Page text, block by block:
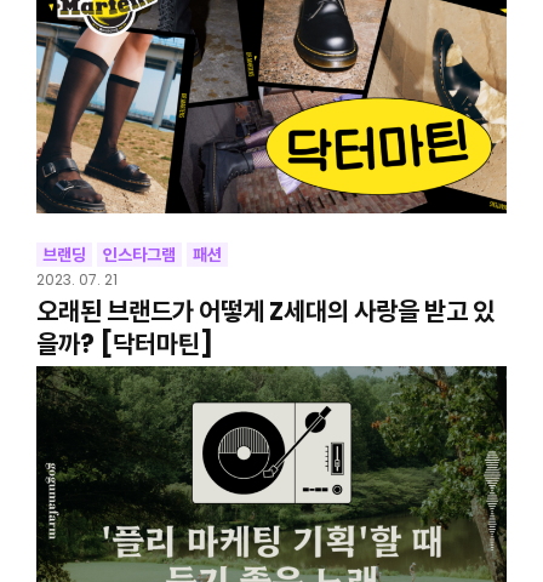
브랜딩 인스타그램 패션
2023. 07. 21
오래된 브랜드가 어떻게 Z세대의 사랑을 받고 있
을까? [닥터마틴]